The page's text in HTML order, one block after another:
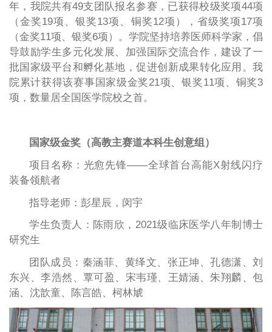
年，我院共有49支团队报名参赛，已获得校级奖项44项
（金奖19项、银奖13项、铜奖12项），省级奖项17项
（金奖11项、银奖6项）。学院坚持培养医师科学家，倡
导鼓励学生多元化发展、加强国际交流合作，建设了一
批国家级平台和孵化基地，促进创新成果转化应用。我
院累计获得该赛事国家级金奖21项、银奖11项、铜奖3
项，数量居全国医学院校之首。
国家级金奖（高教主赛道本科生创意组）
项目名称：光愈先锋——全球首台高能X射线闪疗
装备领航者
指导老师：彭星辰，闵宇
学生负责人：陈雨欣，2021级临床医学八年制博士
研究生
团队成员：秦涵菲、黄绎文、张正坤、孔德潇、刘
东兴、李浩然、覃可盈、宋韦瑾、王婧涵、朱翔麟、包
涵、沈歆童、陈言皓、柯林虓